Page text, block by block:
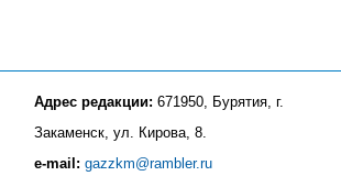
Адрес редакции: 671950, Бурятия, г.
Закаменск, ул. Кирова, 8.
e-mail: gazzkm@rambler.ru